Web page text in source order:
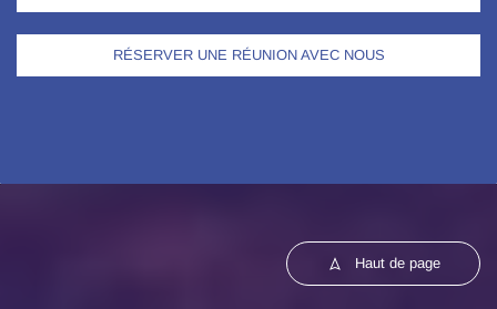
RÉSERVER UNE RÉUNION AVEC NOUS
Haut de page